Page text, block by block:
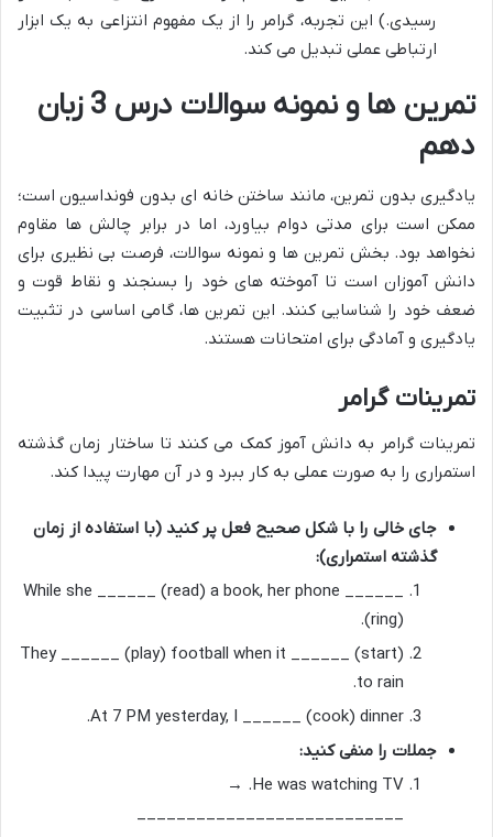
رسیدی.) این تجربه، گرامر را از یک مفهوم انتزاعی به یک ابزار
ارتباطی عملی تبدیل می کند.
تمرین ها و نمونه سوالات درس 3 زبان
دهم
یادگیری بدون تمرین، مانند ساختن خانه ای بدون فونداسیون است؛
ممکن است برای مدتی دوام بیاورد، اما در برابر چالش ها مقاوم
نخواهد بود. بخش تمرین ها و نمونه سوالات، فرصت بی نظیری برای
دانش آموزان است تا آموخته های خود را بسنجند و نقاط قوت و
ضعف خود را شناسایی کنند. این تمرین ها، گامی اساسی در تثبیت
یادگیری و آمادگی برای امتحانات هستند.
تمرینات گرامر
تمرینات گرامر به دانش آموز کمک می کنند تا ساختار زمان گذشته
استمراری را به صورت عملی به کار ببرد و در آن مهارت پیدا کند.
جای خالی را با شکل صحیح فعل پر کنید (با استفاده از زمان
گذشته استمراری):
While she ______ (read) a book, her phone ______
(ring).
They ______ (play) football when it ______ (start)
to rain.
At 7 PM yesterday, I ______ (cook) dinner.
جملات را منفی کنید:
He was watching TV. →
___________________________